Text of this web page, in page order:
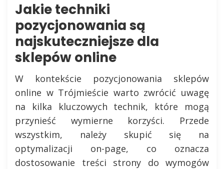
Jakie techniki
pozycjonowania są
najskuteczniejsze dla
sklepów online
W kontekście pozycjonowania sklepów
online w Trójmieście warto zwrócić uwagę
na kilka kluczowych technik, które mogą
przynieść wymierne korzyści. Przede
wszystkim, należy skupić się na
optymalizacji on-page, co oznacza
dostosowanie treści strony do wymogów